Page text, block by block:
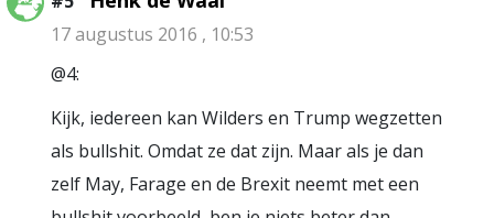
17 augustus 2016 , 10:53
@4:
Kijk, iedereen kan Wilders en Trump wegzetten
als bullshit. Omdat ze dat zijn. Maar als je dan
zelf May, Farage en de Brexit neemt met een